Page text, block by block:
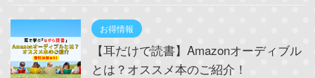
お得情報
【耳だけで読書】Amazonオーディブル
とは？オススメ本のご紹介！